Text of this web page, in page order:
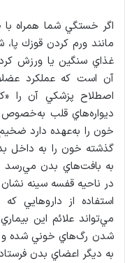
اگر خستگي شما همراه
مانند ورم كردن قوزك
غذاي سنگين يا ورزش
آن است كه عملكرد
اصطلاح پزشكي آن را
ديواره‌هاي قلب
خون را به‌عهده دارد
گذشته خون را به داخل
به بافت‌هاي بدن
در ناحيه قفسه سينه
استفاده از داروهايي
مي‌تواند علائم اين
شدن رگ‌هاي خوني شده و
به ديگر اعضاي بدن